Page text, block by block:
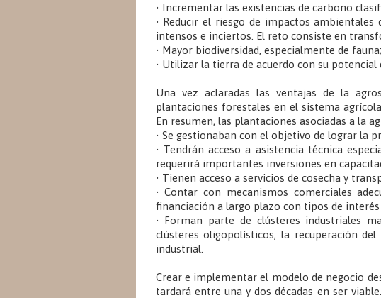
• Incrementar las existencias de carbono
• Reducir el riesgo de impactos
intensos e inciertos. El reto consiste en
• Mayor biodiversidad, especialmente de fauna;
• Utilizar la tierra de acuerdo con su
Una vez aclaradas las ventajas de la
plantaciones forestales en el sistema
En resumen, las plantaciones asociadas a la
• Se gestionaban con el objetivo de lograr la
• Tendrán acceso a asistencia técnica
requerirá importantes inversiones en
• Tienen acceso a servicios de cosecha y
• Contar con mecanismos comerciales
financiación a largo plazo con tipos de
• Forman parte de clústeres industriales
clústeres oligopolísticos, la recuperación
industrial.
Crear e implementar el modelo de negocio
tardará entre una y dos décadas en ser